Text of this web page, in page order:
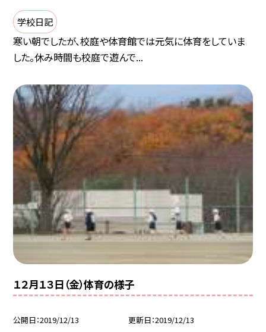
学校日記
寒い朝でしたが、校庭や体育館では元気に体育をしていま
した。休み時間も校庭で遊んで...
１２月１３日（金）体育の様子
公開日 2019/12/13 更新日 2019/12/13